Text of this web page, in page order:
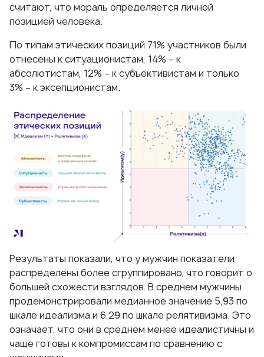
считают, что мораль определяется личной
позицией человека.
По типам этических позиций 71% участников были
отнесены к ситуационистам, 14% – к
абсолютистам, 12% – к субъективистам и только
3% – к эксепционистам.
Результаты показали, что у мужчин показатели
распределены более сгруппировано, что говорит о
большей схожести взглядов. В среднем мужчины
продемонстрировали медианное значение 5,93 по
шкале идеализма и 6,29 по шкале релятивизма. Это
означает, что они в среднем менее идеалистичны и
чаще готовы к компромиссам по сравнению с